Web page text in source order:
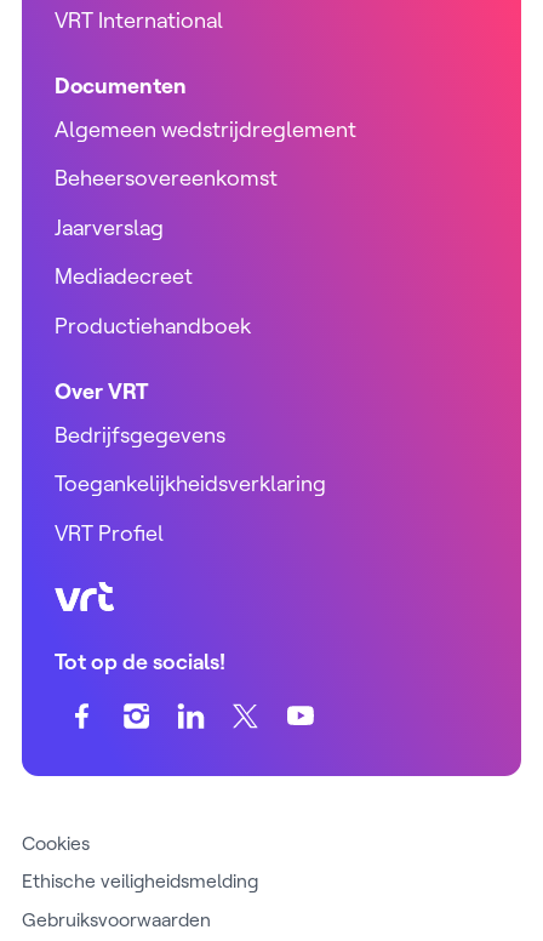
VRT International
Documenten
Algemeen wedstrijdreglement
Beheersovereenkomst
Jaarverslag
Mediadecreet
Productiehandboek
Over VRT
Bedrijfsgegevens
Toegankelijkheidsverklaring
VRT Profiel
VRT (home)
Tot op de socials!
Cookies
Ethische veiligheidsmelding
Gebruiksvoorwaarden